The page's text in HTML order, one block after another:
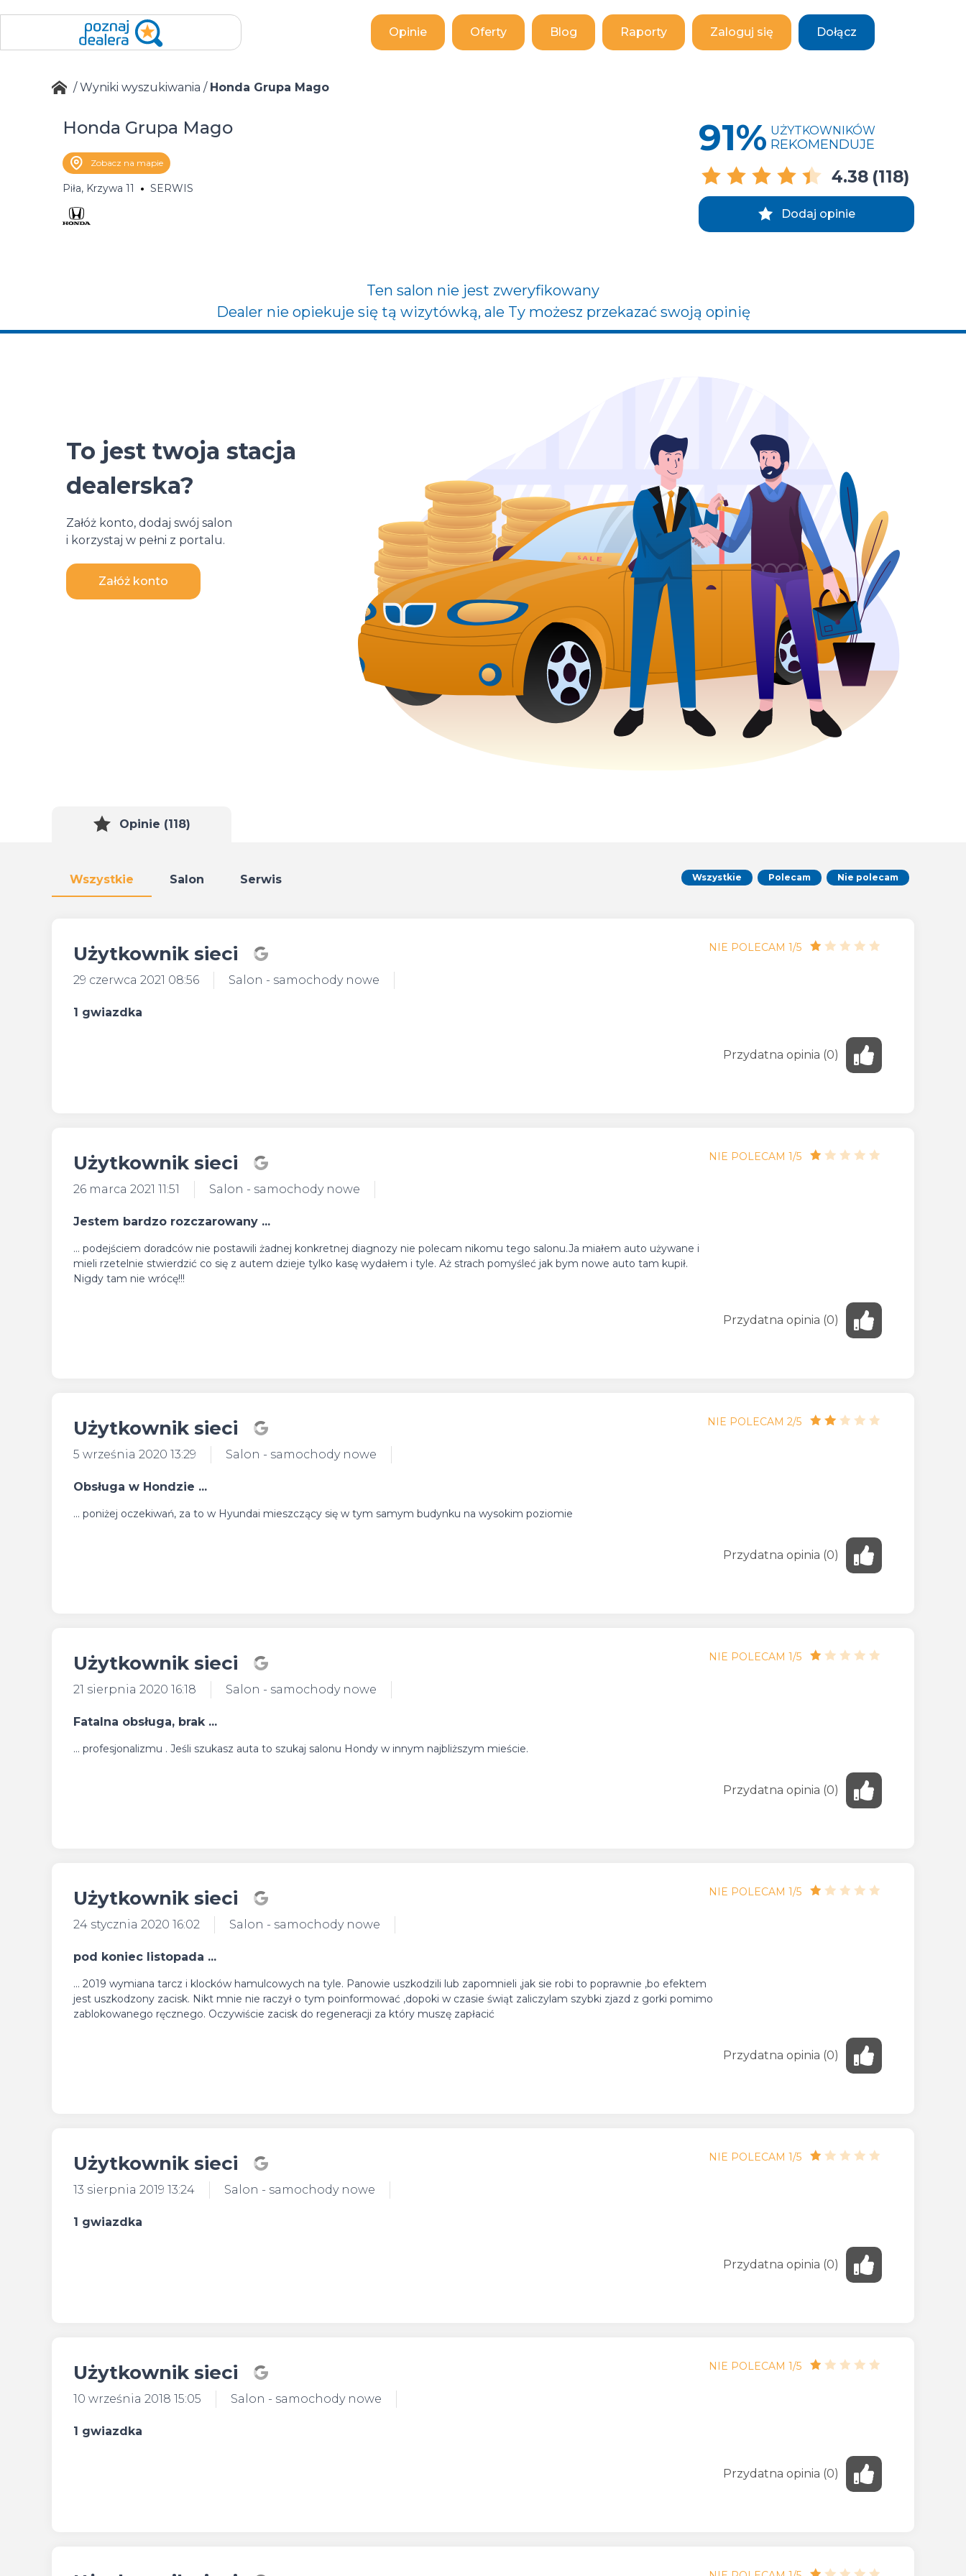
Opinie Oferty Blog Raporty Zaloguj się Dołącz
/Wyniki wyszukiwania / Honda Grupa Mago
Honda Grupa Mago
Zobacz na mapie
Piła, Krzywa 11 SERWIS
91% UŻYTKOWNIKÓW
REKOMENDUJE
4.38 (118)
Dodaj opinie
Ten salon nie jest zweryfikowany
Dealer nie opiekuje się tą wizytówką, ale Ty możesz przekazać swoją opinię
To jest twoja stacja
dealerska?
Załóż konto, dodaj swój salon
i korzystaj w pełni z portalu.
Załóż konto
Opinie (118)
Wszystkie Salon Serwis Wszystkie Polecam Nie polecam
Użytkownik sieci
29 czerwca 2021 08:56 Salon - samochody nowe
NIE POLECAM 1/5
1 gwiazdka
Przydatna opinia (0)
Użytkownik sieci
26 marca 2021 11:51 Salon - samochody nowe
NIE POLECAM 1/5
Jestem bardzo rozczarowany ...
... podejściem doradców nie postawili żadnej konkretnej diagnozy nie polecam nikomu tego salonu.Ja miałem auto używane i
mieli rzetelnie stwierdzić co się z autem dzieje tylko kasę wydałem i tyle. Aż strach pomyśleć jak bym nowe auto tam kupił.
Nigdy tam nie wrócę!!!
Przydatna opinia (0)
Użytkownik sieci
5 września 2020 13:29 Salon - samochody nowe
NIE POLECAM 2/5
Obsługa w Hondzie ...
... poniżej oczekiwań, za to w Hyundai mieszczący się w tym samym budynku na wysokim poziomie
Przydatna opinia (0)
Użytkownik sieci
21 sierpnia 2020 16:18 Salon - samochody nowe
NIE POLECAM 1/5
Fatalna obsługa, brak ...
... profesjonalizmu . Jeśli szukasz auta to szukaj salonu Hondy w innym najbliższym mieście.
Przydatna opinia (0)
Użytkownik sieci
24 stycznia 2020 16:02 Salon - samochody nowe
NIE POLECAM 1/5
pod koniec listopada ...
... 2019 wymiana tarcz i klocków hamulcowych na tyle. Panowie uszkodzili lub zapomnieli ,jak sie robi to poprawnie ,bo efektem
jest uszkodzony zacisk. Nikt mnie nie raczył o tym poinformować ,dopoki w czasie świąt zaliczylam szybki zjazd z gorki pomimo
zablokowanego ręcznego. Oczywiście zacisk do regeneracji za który muszę zapłacić
Przydatna opinia (0)
Użytkownik sieci
13 sierpnia 2019 13:24 Salon - samochody nowe
NIE POLECAM 1/5
1 gwiazdka
Przydatna opinia (0)
Użytkownik sieci
10 września 2018 15:05 Salon - samochody nowe
NIE POLECAM 1/5
1 gwiazdka
Przydatna opinia (0)